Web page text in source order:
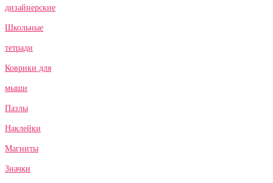
дизайнерские
Школьные
тетради
Коврики для
мыши
Пазлы
Наклейки
Магниты
Значки